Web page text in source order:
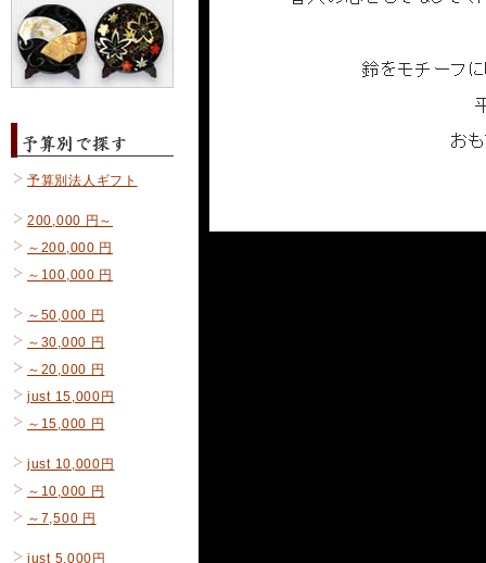
予算別法人ギフト
200,000 円～
～200,000 円
～100,000 円
～50,000 円
～30,000 円
～20,000 円
just 15,000円
～15,000 円
just 10,000円
～10,000 円
～7,500 円
just 5,000円